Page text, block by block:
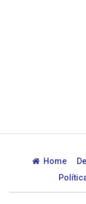
Home